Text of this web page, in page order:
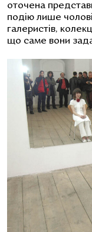
оточена
подію лише
галеристів,
що саме вони